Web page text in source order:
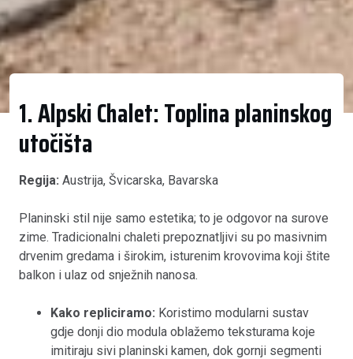
1. Alpski Chalet: Toplina planinskog
utočišta
Regija: Austrija, Švicarska, Bavarska
Planinski stil nije samo estetika; to je odgovor na surove
zime. Tradicionalni chaleti prepoznatljivi su po masivnim
drvenim gredama i širokim, isturenim krovovima koji štite
balkon i ulaz od snježnih nanosa.
Kako repliciramo: Koristimo modularni sustav
gdje donji dio modula oblažemo teksturama koje
imitiraju sivi planinski kamen, dok gornji segmenti